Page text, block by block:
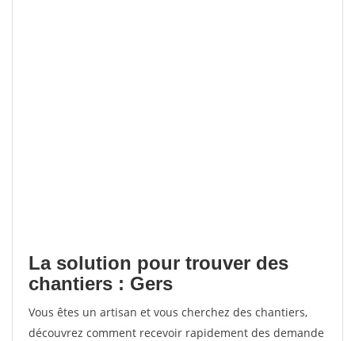
La solution pour trouver des
chantiers : Gers
Vous êtes un artisan et vous cherchez des chantiers,
découvrez comment recevoir rapidement des demande